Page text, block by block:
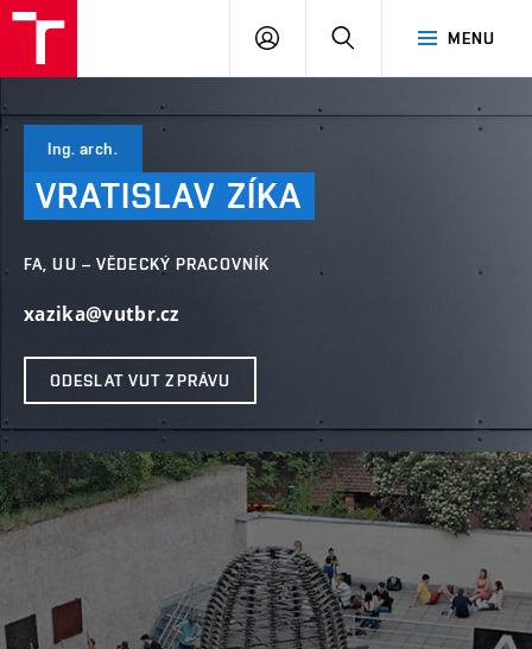
MENU
PŘIHLÁSIT
Ing. arch.
VRATISLAV ZÍKA
FA, UU – VĚDECKÝ PRACOVNÍK
xazika@vutbr.cz
ODESLAT VUT ZPRÁVU